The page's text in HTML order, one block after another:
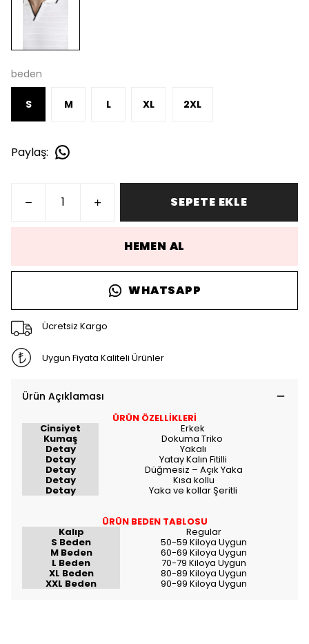
beden
S M L XL 2XL
Paylaş:
SEPETE EKLE
HEMEN AL
WHATSAPP
Ücretsiz Kargo
Uygun Fiyata Kaliteli Ürünler
Ürün Açıklaması
ÜRÜN ÖZELLİKLERİ
Cinsiyet Erkek
Kumaş Dokuma Triko
Detay Yakalı
Detay Yatay Kalın Fitilli
Detay Düğmesiz – Açık Yaka
Detay Kısa kollu
Detay Yaka ve kollar Şeritli
ÜRÜN BEDEN TABLOSU
Kalıp Regular
S Beden 50-59 Kiloya Uygun
M Beden 60-69 Kiloya Uygun
L Beden 70-79 Kiloya Uygun
XL Beden 80-89 Kiloya Uygun
XXL Beden 90-99 Kiloya Uygun